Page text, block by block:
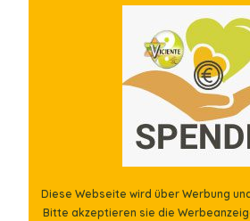
Diese Webseite wird über Werbung
Bitte akzeptieren sie die